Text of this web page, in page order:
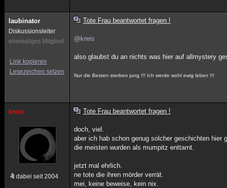
laubinator
Diskussionsleiter
ehemaliges Mitglied
Link kopieren
Lesezeichen setzen
Tote Frau beantwortet fragen !
@kreis
also glaubst du an nichts was hier auf allmystery
Nur die Besten sterben jung !!! Ich werde wohl ewig leben !!!
kreis
dabei seit 2004
Tote Frau beantwortet fragen !
doch, viel.
aber ich hab schon genug solcher geschichten hier
die meisten wurden als mumpitz enttarnt.
jetzt mal ehrlich.
ne tote die ihren mörder verrät.
mei, keine beweise, kein nix.